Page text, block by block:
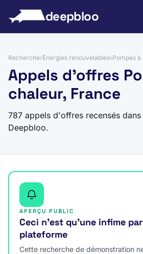
deepbloo
Recherche›Énergies renouvelables›Pompes à
Appels d'offres
chaleur, France
787 appels d'offres recensés dans
Deepbloo.
APERÇU PUBLIC
Ceci n’est qu’une infime
plateforme
Cette recherche de démonstration